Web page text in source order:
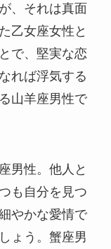
、それは真面
乙女座女性と
で、堅実な恋
れば浮気する
山羊座男性で
男性。他人と
も自分を見つ
やかな愛情で
ょう。蟹座男